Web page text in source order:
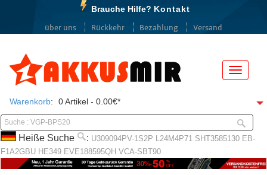
Brauche Hilfe? Kontakt
über uns
Rückkehr Bezahlung Versand
Menü
Warenkorb: 0 Artikel - 0.00€*
Heiße Suche : U309094PV-1S2P L24M4P71 SHT3585130 EB-
F1A2GBU HE349 EVE188595QH VCA-SBT90